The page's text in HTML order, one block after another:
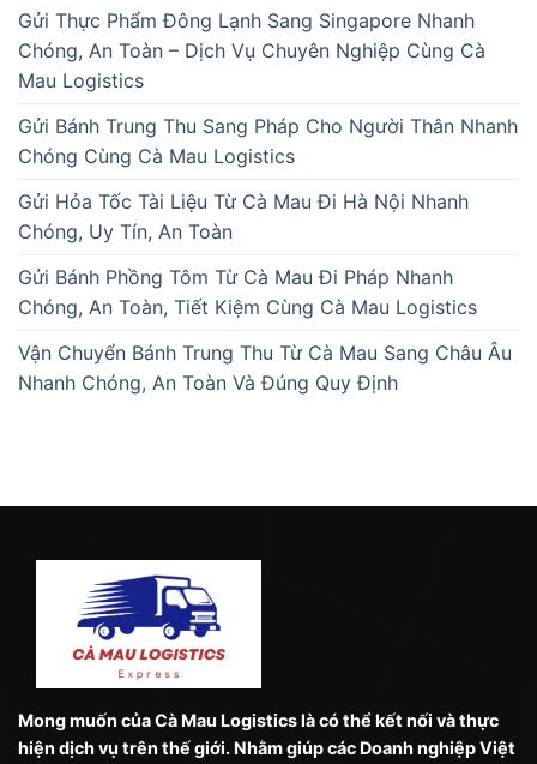
Gửi Thực Phẩm Đông Lạnh Sang Singapore Nhanh
Chóng, An Toàn – Dịch Vụ Chuyên Nghiệp Cùng Cà
Mau Logistics
Gửi Bánh Trung Thu Sang Pháp Cho Người Thân Nhanh
Chóng Cùng Cà Mau Logistics
Gửi Hỏa Tốc Tài Liệu Từ Cà Mau Đi Hà Nội Nhanh
Chóng, Uy Tín, An Toàn
Gửi Bánh Phồng Tôm Từ Cà Mau Đi Pháp Nhanh
Chóng, An Toàn, Tiết Kiệm Cùng Cà Mau Logistics
Vận Chuyển Bánh Trung Thu Từ Cà Mau Sang Châu Âu
Nhanh Chóng, An Toàn Và Đúng Quy Định
Mong muốn của Cà Mau Logistics là có thể kết nối và thực
hiện dịch vụ trên thế giới. Nhằm giúp các Doanh nghiệp Việt